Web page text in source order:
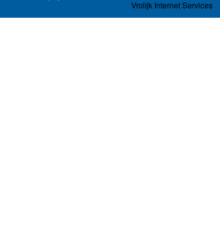
Vrolijk Internet Services